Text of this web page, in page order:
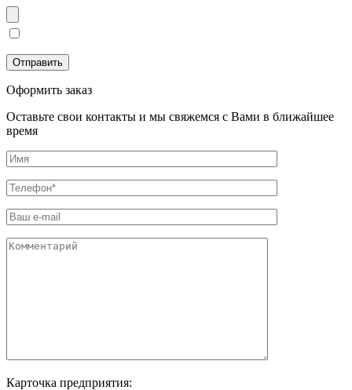
Оформить заказ
Оставьте свои контакты и мы свяжемся с Вами в ближайшее
время
Карточка предприятия: